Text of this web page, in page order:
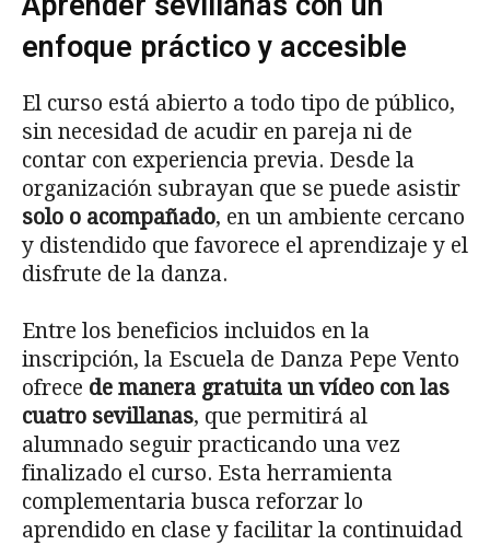
enfoque práctico y accesible
El curso está abierto a todo tipo de público,
sin necesidad de acudir en pareja ni de
contar con experiencia previa. Desde la
organización subrayan que se puede asistir
solo o acompañado, en un ambiente cercano
y distendido que favorece el aprendizaje y el
disfrute de la danza.
Entre los beneficios incluidos en la
inscripción, la Escuela de Danza Pepe Vento
ofrece de manera gratuita un vídeo con las
cuatro sevillanas, que permitirá al
alumnado seguir practicando una vez
finalizado el curso. Esta herramienta
complementaria busca reforzar lo
aprendido en clase y facilitar la continuidad